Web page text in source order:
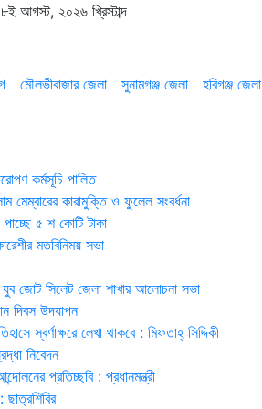
আগস্ট, ২০২৬ খ্রিস্টাব্দ
মৌলভীবাজার জেলা সুনামগঞ্জ জেলা হবিগঞ্জ জেলা
কর্মসূচি পালিত
মেম্বারের কারামুক্তি ও ফুলেল সংবর্ধনা
৫ শ কোটি টাকা
মতবিনিময় সভা
জোট সিলেট জেলা শাখার আলোচনা সভা
দিবস উদযাপন
স্বর্ণাক্ষরে লেখা থাকবে : মিফতাহ্ সিদ্দিকী
নিবেদন
প্রতিচ্ছবি : প্রধানমন্ত্রী
ছাত্রশিবির